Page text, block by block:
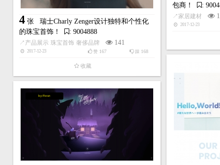
4 张 瑞士Charly Zenger设计独特和个性化
的珠宝首饰！
: 9004888
↗ 产品展示 珠宝首饰 奢侈品牌 141
2017-12-23 踩 168
赞 167
收藏
包商！
:
↗家居建材
2017-12-23
by:Resn